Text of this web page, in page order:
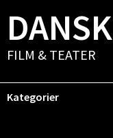
DANSK
FILM & TEATER
Kategorier